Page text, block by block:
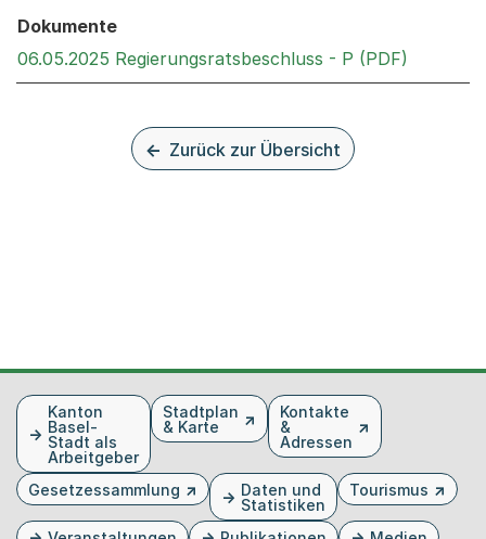
Dokumente
06.05.2025 Regierungsratsbeschluss - P (PDF)
Zurück zur Übersicht
FusszeileKanton
Basel-
Stadt als
Arbeitgeber
Stadtplan
& Karte
Kontakte
&
Adressen
Gesetzessammlung
Daten und
Statistiken
Tourismus